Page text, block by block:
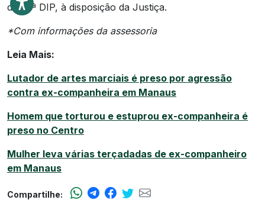
da 37ª DIP, à disposição da Justiça.
*Com informações da assessoria
Leia Mais:
Lutador de artes marciais é preso por agressão
contra ex-companheira em Manaus
Homem que torturou e estuprou ex-companheira é
preso no Centro
Mulher leva várias terçadadas de ex-companheiro
em Manaus
Compartilhe: